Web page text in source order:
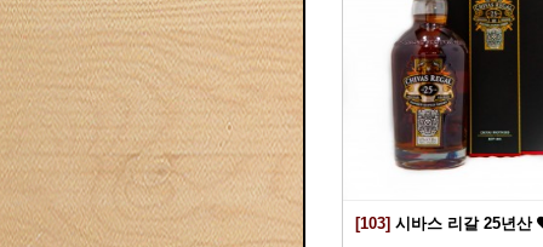
[103] 시바스 리갈 25년산